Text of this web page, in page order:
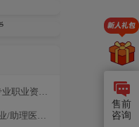
2026年出版专业职业资格考试学练结合冲刺备考
2026年8月执业/助理医师全科目复习资料
售前
咨询